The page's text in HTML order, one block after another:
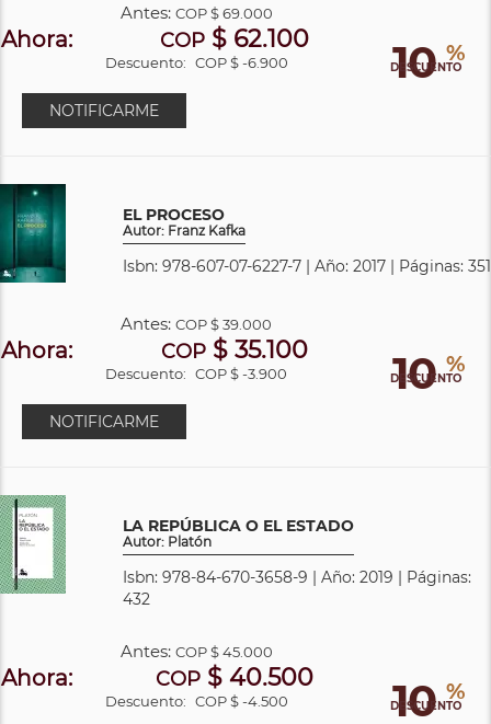
10 %
DESCUENTO
Antes: COP$ 69.000
Ahora: COP $ 62.100
Descuento: COP $ -6.900
NOTIFICARME
EL PROCESO
Autor: Franz Kafka
Isbn: 978-607-07-6227-7 | Año: 2017 | Páginas: 351
10 %
DESCUENTO
Antes:COP$ 39.000
Ahora: COP $ 35.100
Descuento: COP $ -3.900
NOTIFICARME
LA REPÚBLICA O EL ESTADO
Autor: Platón
Isbn: 978-84-670-3658-9 | Año: 2019 | Páginas:
432
10 %
DESCUENTO
Antes: COP$ 45.000
Ahora: COP $ 40.500
Descuento: COP $ -4.500